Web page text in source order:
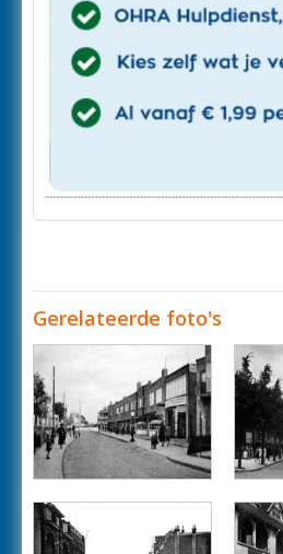
Gerelateerde foto's